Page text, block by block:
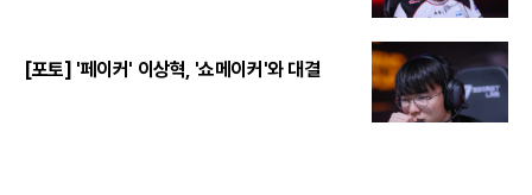
[포토] '페이커' 이상혁, '쇼메이커'와 대결